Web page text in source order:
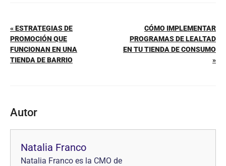
« ESTRATEGIAS DE
PROMOCIÓN QUE
FUNCIONAN EN UNA
TIENDA DE BARRIO
CÓMO IMPLEMENTAR
PROGRAMAS DE LEALTAD
EN TU TIENDA DE CONSUMO
»
Autor
Natalia Franco
Natalia Franco es la CMO de